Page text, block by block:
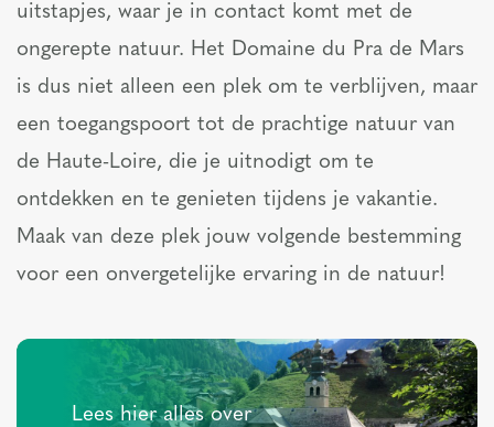
uitstapjes, waar je in contact komt met de
ongerepte natuur. Het Domaine du Pra de Mars
is dus niet alleen een plek om te verblijven, maar
een toegangspoort tot de prachtige natuur van
de Haute-Loire, die je uitnodigt om te
ontdekken en te genieten tijdens je vakantie.
Maak van deze plek jouw volgende bestemming
voor een onvergetelijke ervaring in de natuur!
Lees hier alles over